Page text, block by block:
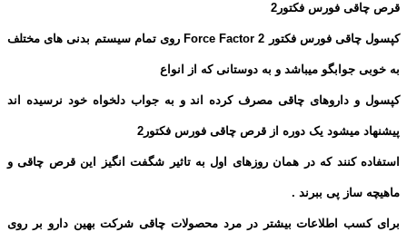
قرص چاقی فورس فکتور2
کپسول چاقی فورس فکتور 2 Force Factor روی تمام سیستم بدنی های مختلف
به خوبی جوابگو میباشد و به دوستانی که از انواع
کپسول و داروهای چاقی مصرف کرده اند و به جواب دلخواه خود نرسیده اند
پیشنهاد میشود یک دوره از قرص چاقی فورس فکتور2
استفاده کنند که در همان روزهای اول به تاثیر شگفت انگیز این قرص چاقی و
ماهیچه ساز پی ببرند .
برای کسب اطلاعات بیشتر در مرد محصولات چاقی شرکت بهین دارو بر روی